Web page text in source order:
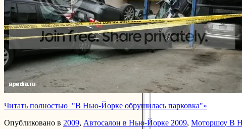
Читать полностью "В Нью-Йорке обрушилась парковка"»
Опубликовано в 2009, Автосалон в Нью-Йорке 2009, Моторшоу В